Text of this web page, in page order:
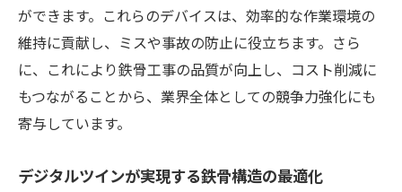
ができます。これらのデバイスは、効率的な作業環境の
維持に貢献し、ミスや事故の防止に役立ちます。さら
に、これにより鉄骨工事の品質が向上し、コスト削減に
もつながることから、業界全体としての競争力強化にも
寄与しています。
デジタルツインが実現する鉄骨構造の最適化